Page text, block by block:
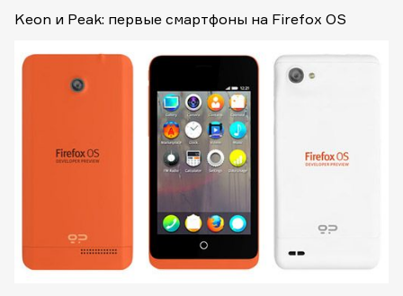
Keon и Peak: первые смартфоны на Firefox OS